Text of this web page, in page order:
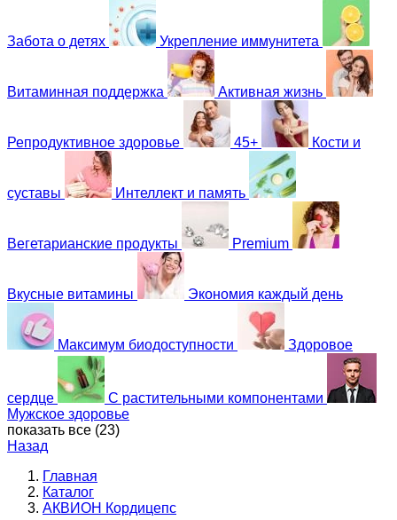
Забота о детях Укрепление иммунитета
Витаминная поддержка Активная жизнь
Репродуктивное здоровье 45+ Кости и
суставы Интеллект и память
Вегетарианские продукты Premium
Вкусные витамины Экономия каждый день
Максимум биодоступности Здоровое
сердце
С растительными компонентами
Мужское здоровье
показать все (23)
Назад
Главная
Каталог
АКВИОН Кордицепс